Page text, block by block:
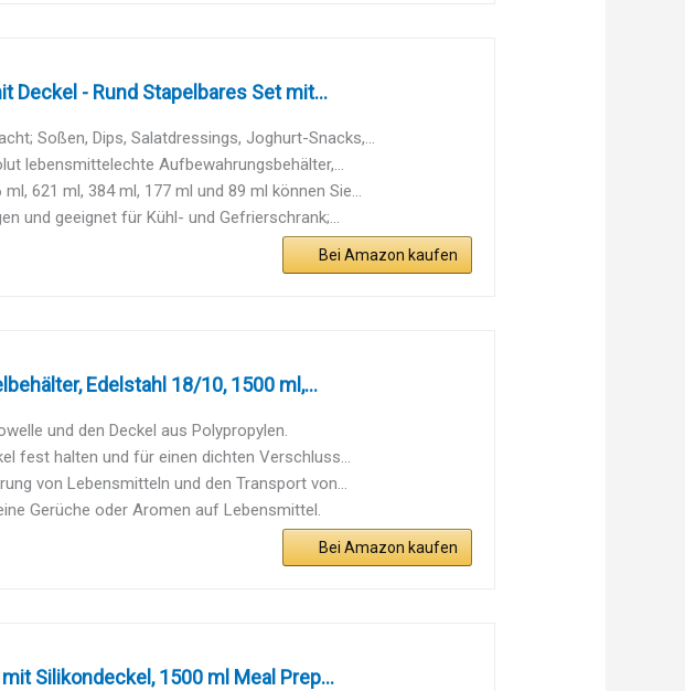
Deckel - Rund Stapelbares Set mit...
Soßen, Dips, Salatdressings, Joghurt-Snacks,...
lebensmittelechte Aufbewahrungsbehälter,...
621 ml, 384 ml, 177 ml und 89 ml können Sie...
und geeignet für Kühl- und Gefrierschrank;...
Bei Amazon kaufen
Edelstahl 18/10, 1500 ml,...
und den Deckel aus Polypropylen.
fest halten und für einen dichten Verschluss...
von Lebensmitteln und den Transport von...
Gerüche oder Aromen auf Lebensmittel.
Bei Amazon kaufen
Silikondeckel, 1500 ml Meal Prep...